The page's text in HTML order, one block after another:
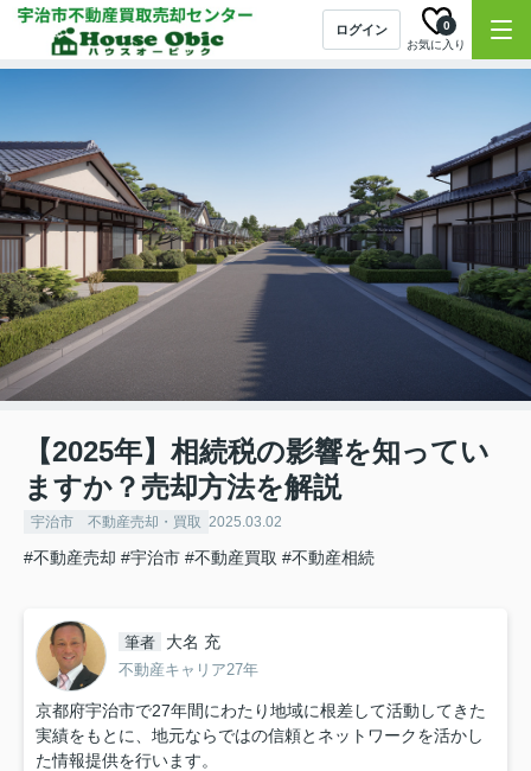
ログイン
お気に入り
0
【2025年】相続税の影響を知ってい
ますか？売却方法を解説
宇治市 不動産売却・買取 2025.03.02
#不動産売却 #宇治市 #不動産買取 #不動産相続
筆者 大名 充
不動産キャリア27年
京都府宇治市で27年間にわたり地域に根差して活動してきた
実績をもとに、地元ならではの信頼とネットワークを活かし
た情報提供を行います。